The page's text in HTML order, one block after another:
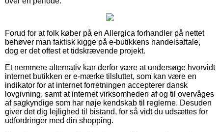
Forud for at folk køber på en Allergica forhandler på nettet
behøver man faktisk kigge på e-butikkens handelsaftale,
dog er det oftest et tidskrævende projekt.
Et nemmere alternativ kan derfor være at undersøge hvorvidt
internet butikken er e-mærke tilsluttet, som kan være en
indikator for at internet forretningen accepterer dansk
lovgivning, samt at internet virksomheden af og til overvåges
af sagkyndige som har nøje kendskab til reglerne. Desuden
giver det dig lejlighed til bistand, for så vidt du udsættes for
udfordringer med din shopping.